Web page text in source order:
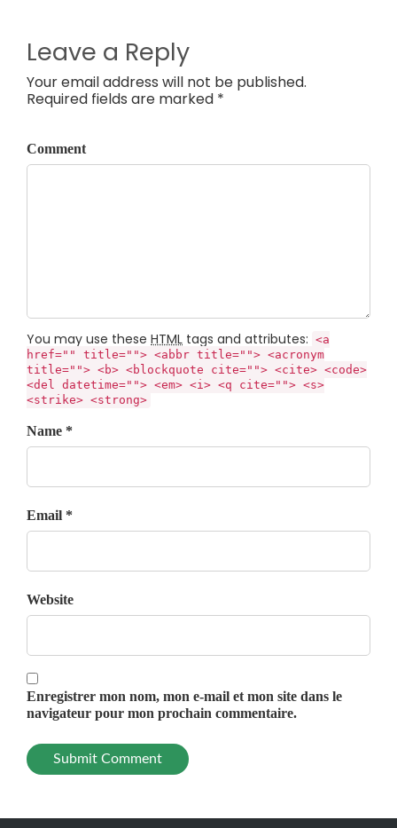
Leave a Reply
Your email address will not be published.
Required fields are marked *
Comment
You may use these HTML tags and attributes: <a
href="" title=""> <abbr title=""> <acronym
title=""> <b> <blockquote cite=""> <cite> <code>
<del datetime=""> <em> <i> <q cite=""> <s>
<strike> <strong>
Name *
Email *
Website
Enregistrer mon nom, mon e-mail et mon site dans le
navigateur pour mon prochain commentaire.